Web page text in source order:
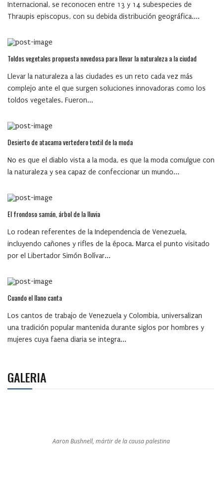
Internacional, se reconocen entre 13 y 14 subespecies de
Thraupis episcopus, con su debida distribución geográfica....
Toldos vegetales propuesta novedosa para llevar la naturaleza a la ciudad
Llevar la naturaleza a las ciudades es un reto cada vez más
complejo ante el que surgen soluciones innovadoras como los
toldos vegetales. Fueron...
Desierto de atacama vertedero textil de la moda
No es que el diablo vista a la moda, es que la moda comulgue con
la naturaleza y sea capaz de confeccionar un mundo...
El frondoso samán, árbol de la lluvia
Lo rodean referentes de la Independencia de Venezuela,
incluyendo cañones y rifles de la época. Marca el punto visitado
por el Libertador Simón Bolívar...
Cuando el llano canta
Los cantos de trabajo de Venezuela y Colombia, universalizan
una tradición popular mantenida durante siglos por hombres y
mujeres cuya faena diaria se integra...
GALERIA
Aaron Bushnell, mártir de la causa palestina